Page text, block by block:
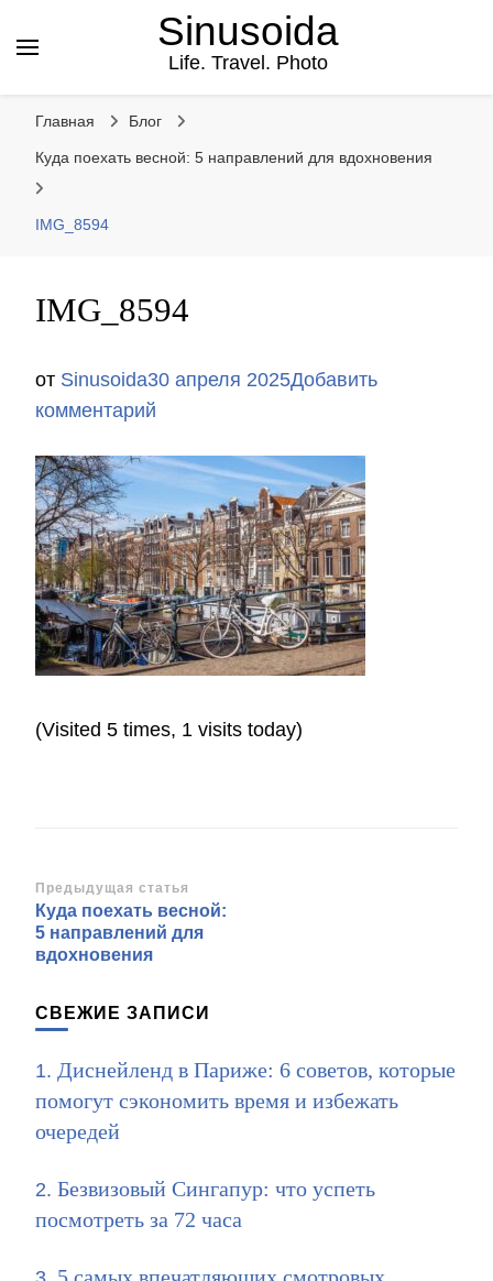
Sinusoida
Life. Travel. Photo
Главная Блог
Куда поехать весной: 5 направлений для вдохновения
IMG_8594
IMG_8594
от Sinusoida30 апреля 2025Добавить
комментарий
IMG_8594
(Visited 5 times, 1 visits today)
Навигация
по
записям
Предыдущая статья
Куда поехать весной:
5 направлений для
вдохновения
СВЕЖИЕ ЗАПИСИ
Диснейленд в Париже: 6 советов, которые
помогут сэкономить время и избежать
очередей
Безвизовый Сингапур: что успеть
посмотреть за 72 часа